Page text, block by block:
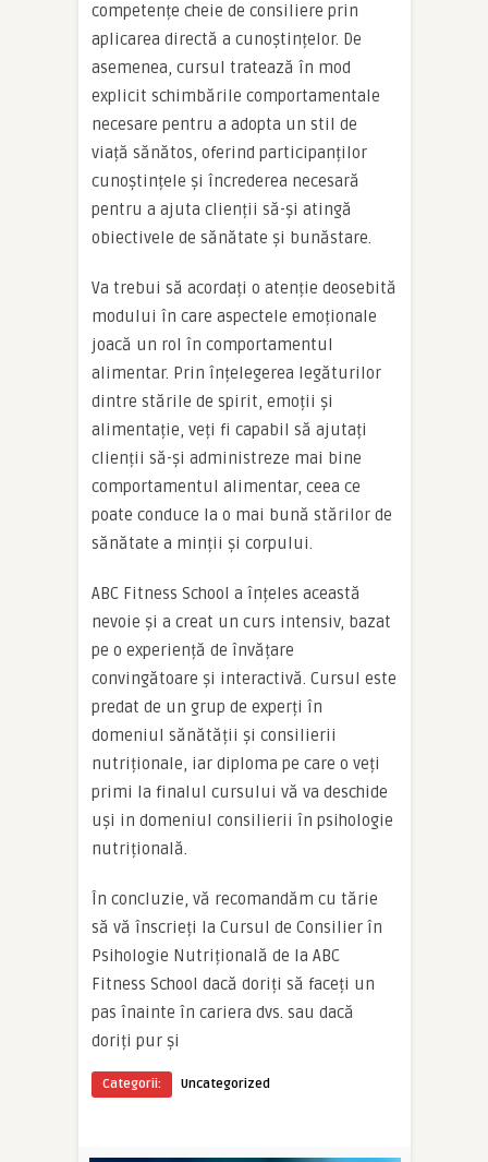
competențe cheie de consiliere prin
aplicarea directă a cunoștințelor. De
asemenea, cursul tratează în mod
explicit schimbările comportamentale
necesare pentru a adopta un stil de
viață sănătos, oferind participanților
cunoștințele și încrederea necesară
pentru a ajuta clienții să-și atingă
obiectivele de sănătate și bunăstare.
Va trebui să acordați o atenție deosebită
modului în care aspectele emoționale
joacă un rol în comportamentul
alimentar. Prin înțelegerea legăturilor
dintre stările de spirit, emoții și
alimentație, veți fi capabil să ajutați
clienții să-și administreze mai bine
comportamentul alimentar, ceea ce
poate conduce la o mai bună stărilor de
sănătate a minții și corpului.
ABC Fitness School a înțeles această
nevoie și a creat un curs intensiv, bazat
pe o experiență de învățare
convingătoare și interactivă. Cursul este
predat de un grup de experți în
domeniul sănătății și consilierii
nutriționale, iar diploma pe care o veți
primi la finalul cursului vă va deschide
uși in domeniul consilierii în psihologie
nutrițională.
În concluzie, vă recomandăm cu tărie
să vă înscrieți la Cursul de Consilier în
Psihologie Nutrițională de la ABC
Fitness School dacă doriți să faceți un
pas înainte în cariera dvs. sau dacă
doriți pur și
Categorii: Uncategorized